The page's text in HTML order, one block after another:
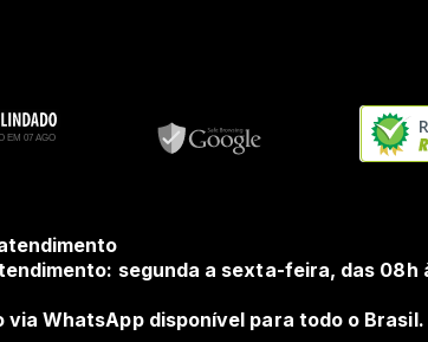
segunda a sexta-feira, das 08h
via WhatsApp disponível para todo o Brasil.